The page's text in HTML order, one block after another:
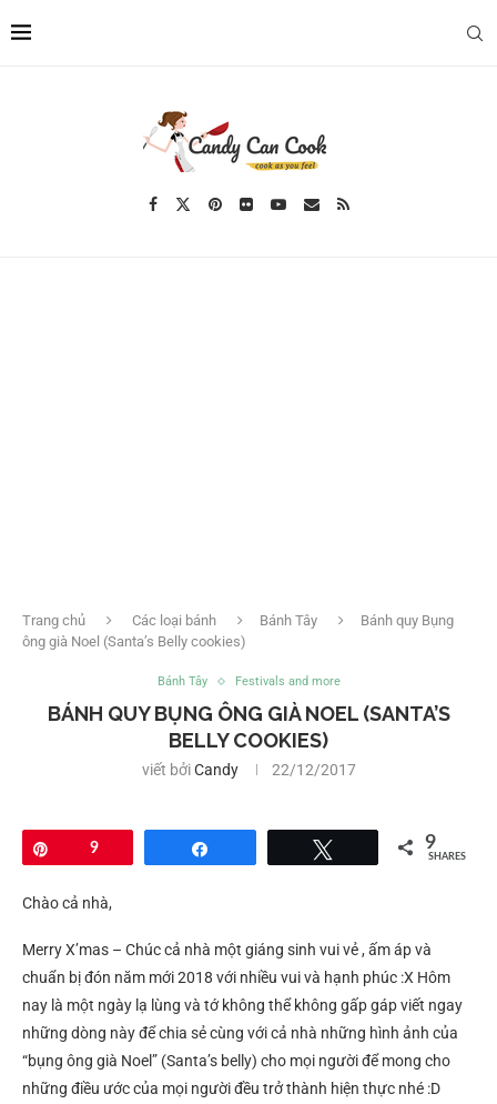
Trang chủ Các loại bánh Bánh Tây
Bánh quy Bụng
ông già Noel (Santa’s Belly cookies)
Bánh Tây Festivals and more
BÁNH QUY BỤNG ÔNG GIÀ NOEL (SANTA’S
BELLY COOKIES)
viết bởiCandy 22/12/2017
9 9
SHARES
Chào cả nhà,
Merry X’mas – Chúc cả nhà một giáng sinh vui vẻ , ấm áp và
chuẩn bị đón năm mới 2018 với nhiều vui và hạnh phúc :X Hôm
nay là một ngày lạ lùng và tớ không thể không gấp gáp viết ngay
những dòng này để chia sẻ cùng với cả nhà những hình ảnh của
“bụng ông già Noel” (Santa’s belly) cho mọi người để mong cho
những điều ước của mọi người đều trở thành hiện thực nhé :D